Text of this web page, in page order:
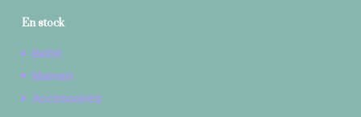
En stock
Bébé
Maman
Accessoires